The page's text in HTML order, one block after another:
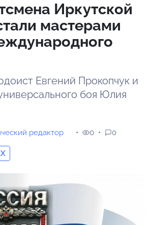
Иркутской
мастерами
Евгений Прокопчук и
боя Юлия
редактор 0 0